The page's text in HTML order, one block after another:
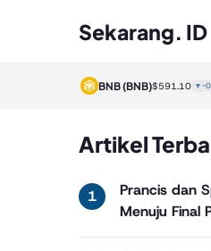
Sekarang. ID
BNB(BNB)$591.10 ▼-
Artikel
Prancis dan
Menuju Final